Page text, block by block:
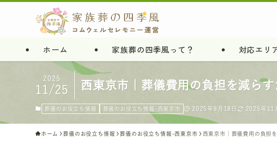
ホーム 家族葬の四季風って？ 対応エリ
西東京市｜葬儀費用の負担を減ら
2025
11/25
葬儀のお役立ち情報 葬儀のお役立ち情報-西東京市 2025年9月18日 2025年11
ホーム 葬儀のお役立ち情報 葬儀のお役立ち情報-西東京市 西東京市｜葬儀費用の負担